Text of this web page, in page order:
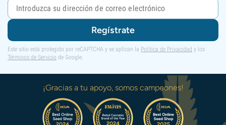
Regístrate
Este sitio está protegido por reCAPTCHA y se aplican la Política de Privacidad y los
Términos de Servicio de Google.
¡Gracias a tu apoyo, somos campeones!